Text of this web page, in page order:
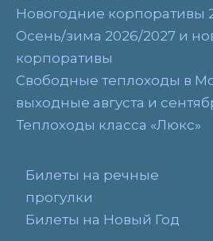
Новогодние корпоративы
Осень/зима 2026/2027 и
корпоративы
Свободные теплоходы в
выходные августа и
Теплоходы класса «Люкс»
Билеты на речные
прогулки
Билеты на Новый Год